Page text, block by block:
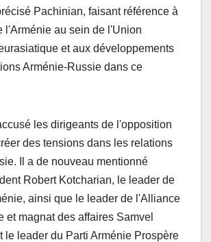
Pachinian, faisant référence à
l'Arménie au sein de l'Union
et aux développements
Arménie-Russie dans ce
les dirigeants de l'opposition
des tensions dans les relations
Il a de nouveau mentionné
Robert Kotcharian, le leader de
ainsi que le leader de l'Alliance
et magnat des affaires Samvel
le leader du Parti Arménie Prospère